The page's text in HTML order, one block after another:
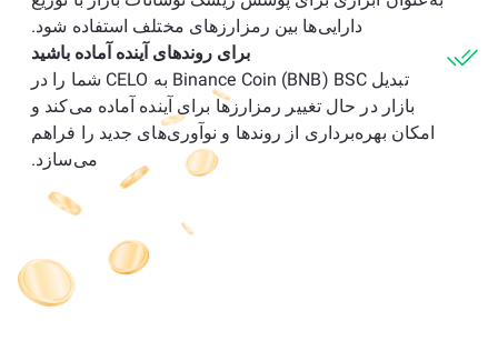
دارایی‌ها بین رمزارزهای مختلف استفاده شود.
برای روندهای آینده آماده باشید
تبدیل Binance Coin (BNB) BSC به CELO شما را در
بازار در حال تغییر رمزارزها برای آینده آماده می‌کند و
امکان بهره‌برداری از روندها و نوآوری‌های جدید را فراهم
می‌سازد.